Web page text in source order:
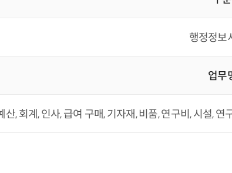
행정정보
업무
산, 회계, 인사, 급여 구매, 기자재, 비품, 연구비, 시설,